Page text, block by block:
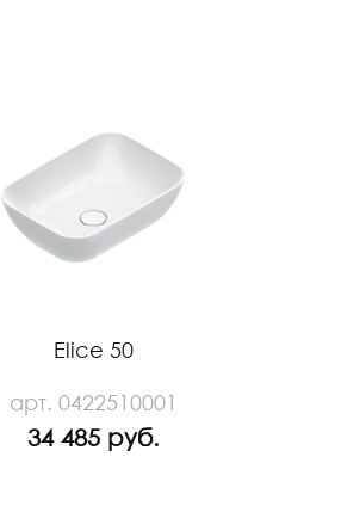
Elice 50
арт. 0422510001
34 485 руб.